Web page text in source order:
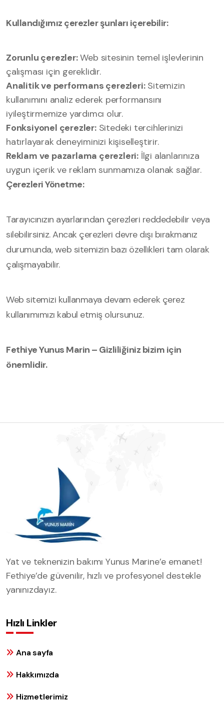
Kullandığımız çerezler şunları içerebilir:
Zorunlu çerezler:Web sitesinin temel işlevlerinin
çalışması için gereklidir.
Analitik ve performans çerezleri:Sitemizin
kullanımını analiz ederek performansını
iyileştirmemize yardımcı olur.
Fonksiyonel çerezler:Sitedeki tercihlerinizi
hatırlayarak deneyiminizi kişiselleştirir.
Reklam ve pazarlama çerezleri: İlgi alanlarınıza
uygun içerik ve reklam sunmamıza olanak sağlar.
Çerezleri Yönetme:
Tarayıcınızın ayarlarından çerezleri reddedebilir veya
silebilirsiniz. Ancak çerezleri devre dışı bırakmanız
durumunda, web sitemizin bazı özellikleri tam olarak
çalışmayabilir.
Web sitemizi kullanmaya devam ederek çerez
kullanımımızı kabul etmiş olursunuz.
Fethiye Yunus Marin – Gizliliğiniz bizim için
önemlidir.
Yat ve teknenizin bakımı Yunus Marine’e emanet!
Fethiye’de güvenilir, hızlı ve profesyonel destekle
yanınızdayız.
Hızlı Linkler
Ana sayfa
Hakkımızda
Hizmetlerimiz